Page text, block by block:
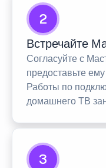
2
Встречайте
Согласуйте с
предоставьте
Работы по
домашнего ТВ
3